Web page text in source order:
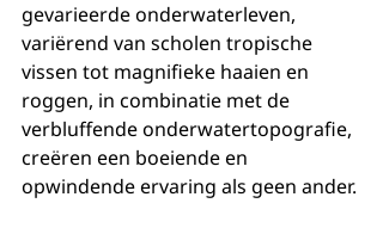
gevarieerde onderwaterleven,
variërend van scholen tropische
vissen tot magnifieke haaien en
roggen, in combinatie met de
verbluffende onderwatertopografie,
creëren een boeiende en
opwindende ervaring als geen ander.